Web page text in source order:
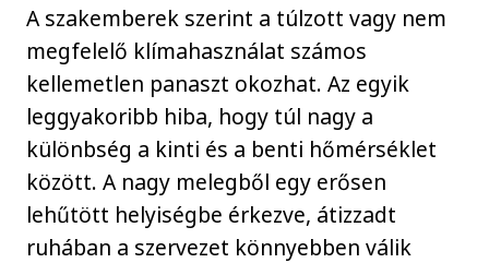
A szakemberek szerint a túlzott vagy nem
megfelelő klímahasználat számos
kellemetlen panaszt okozhat. Az egyik
leggyakoribb hiba, hogy túl nagy a
különbség a kinti és a benti hőmérséklet
között. A nagy melegből egy erősen
lehűtött helyiségbe érkezve, átizzadt
ruhában a szervezet könnyebben válik